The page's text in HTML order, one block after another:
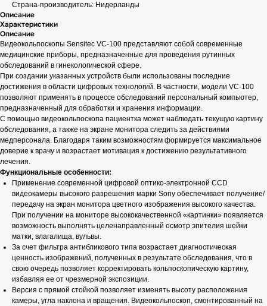
Страна-производитель: Нидерланды
Описание
Характеристики
Описание
Видеокольпоскопы Sensitec VC-100 представляют собой современные
медицинские приборы, предназначенные для проведения рутинных
обследований в гинекологической сфере.
При создании указанных устройств были использованы последние
достижения в области цифровых технологий. В частности, модели VC-100
позволяют применять в процессе обследований персональный компьютер,
предназначенный для обработки и хранения информации.
С помощью видеокольпоскопа пациентка может наблюдать текущую картину
обследования, а также на экране монитора следить за действиями
медперсонала. Благодаря таким возможностям формируется максимальное
доверие к врачу и возрастает мотивация к достижению результативного
лечения.
Функциональные особенности:
Применение современной цифровой оптико-электронной CCD
видеокамеры высокого разрешения марки Sony обеспечивает получение/
передачу на экран монитора цветного изображения высокого качества.
При получении на мониторе высококачественной «картинки» появляется
возможность выполнять целенаправленный осмотр эпителия шейки
матки, влагалища, вульвы.
За счет фильтра антибликового типа возрастает диагностическая
ценность изображений, полученных в результате обследования, что в
свою очередь позволяет корректировать кольпоскопическую картину,
избавляя ее от чрезмерной экспозиции.
Версия с прямой стойкой позволяет изменять высоту расположения
камеры, угла наклона и вращения. Видеокольпоскоп, смонтированный на